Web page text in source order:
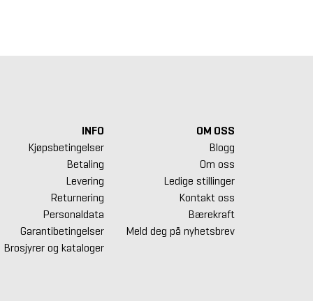
INFO
Kjøpsbetingelser
Betaling
Levering
Returnering
Personaldata
Garantibetingelser
Brosjyrer og kataloger
OM OSS
Blogg
Om oss
Ledige stillinger
Kontakt oss
Bærekraft
Meld deg på nyhetsbrev